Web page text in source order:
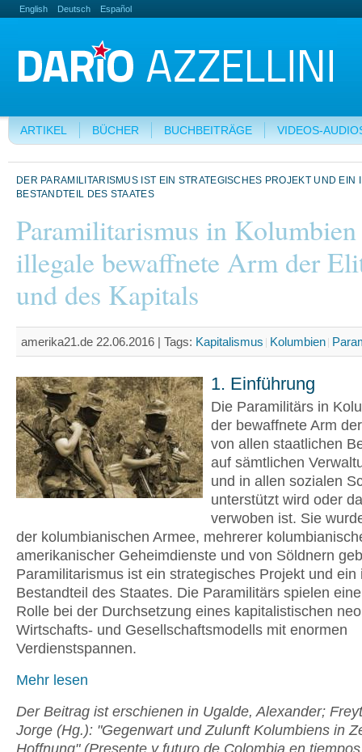
English Deutsch Español
ARTIKEL BÜCHER BUCHBEITRÄGE VIDEOS-
DER PARAMILITARISMUS IST EIN STRATEGISCHES PROJEKT UND EIN
BESTANDTEIL DES STAATES
Paramilitarismus in
illegale bewaffnete Arm der
und des Kapitals
amerika21.de 22.06.2016 | Tags: Kapitalismus Kolumbien
1. Einführung
Die Paramilitärs in
der bewaffnete Arm
von allen staatlichen
auf sämtlichen
und in allen sozialen
unterstützt wird oder
verwoben ist. Sie
der kolumbianischen Armee, mehrerer
amerikanischer Geheimdienste und von Söldnern
Paramilitarismus ist ein strategisches Projekt und ein
Bestandteil des Staates. Die Paramilitärs spielen
Rolle bei der Durchsetzung eines kapitalistischen
Wirtschafts- und Gesellschaftsmodells mit enormen
Verdienstspannen.
Mehr lesen
Der Beitrag ist erschienen in Ugalde, Alexander;
Jorge (Hg.): "Gegenwart und Zulunft Kolumbiens in
Hoffnung" (Presente y futuro de Colombia en